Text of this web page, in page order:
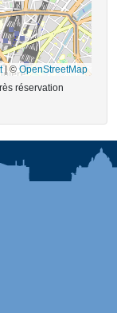
|©OpenStreetMap
réservation